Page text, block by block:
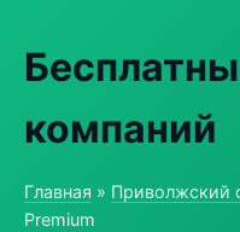
компаний
Главная » Приволжский
Premium